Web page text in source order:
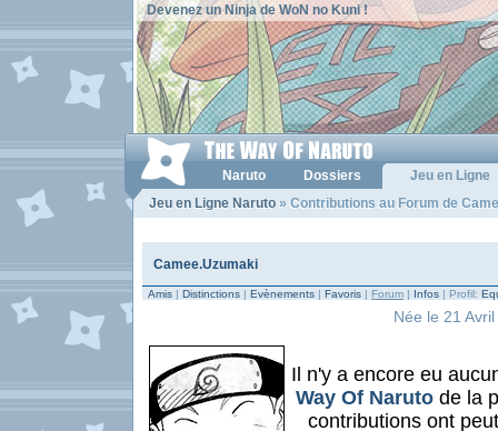
Devenez un Ninja de WoN no Kuni !
Naruto Dossiers
Jeu en Ligne
Jeu en Ligne Naruto » Contributions au Forum de
Camee.Uzumaki
Amis | Distinctions | Evènements | Favoris | Forum | Infos | Profil:
Née le 21
Il n'y a encore eu
Way Of Narutode la
contributions ont